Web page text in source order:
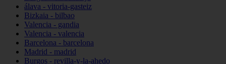
álava - vitoria-gasteiz
Bizkaia - bilbao
Valencia - gandia
Valencia - valencia
Barcelona - barcelona
Madrid - madrid
Burgos - revilla-y-la-ahedo